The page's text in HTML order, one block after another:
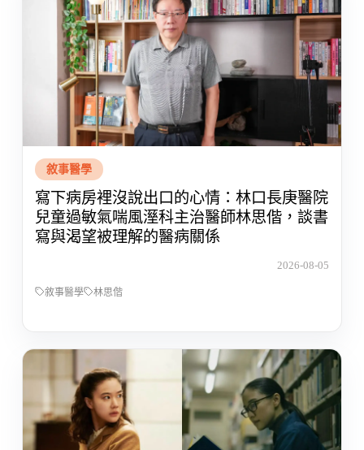
敘事醫學
寫下病房裡沒說出口的心情：林口長庚醫院
兒童過敏氣喘風溼科主治醫師林思偕，談書
寫與渴望被理解的醫病關係
2026-08-05
敘事醫學 林思偕